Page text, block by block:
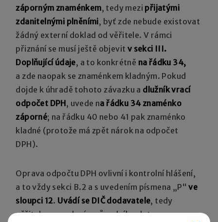
záporným znaménkem, tedy mezi přijatými
zdanitelnými plněními, byť zde nebude existovat
žádný externí doklad od věřitele. V rámci
přiznání se musí ještě objevit v sekci III.
Doplňující údaje, a to konkrétně na řádku 34,
a zde naopak se znaménkem kladným. Pokud
dojde k úhradě tohoto závazku a dlužník vrací
odpočet DPH, uvede na řádku 34 znaménko
záporné; na řádku 40 nebo 41 pak znaménko
kladné (protože má zpět nárok na odpočet
DPH).
Oprava odpočtu DPH ovlivní i kontrolní hlášení,
a to vždy sekci B.2 a s uvedením písmena „P“ve
sloupci 12. Uvádí se DIČ dodavatele, tedy
věřitele, s uvedením původního data